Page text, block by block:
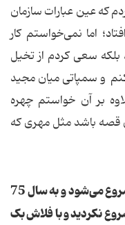
که عین عبارات سازمان
اما نمی‌خواستم کار
سعی کردم از تخیل
کنم و سمپاتی میان مجید
بر آن خواستم چهره
قصه باشد مثل مهری که
*اتفاقات این مجموعه از سال‌های 60 شروع می‌شود و به سال 75
نکردید و با فلاش بک